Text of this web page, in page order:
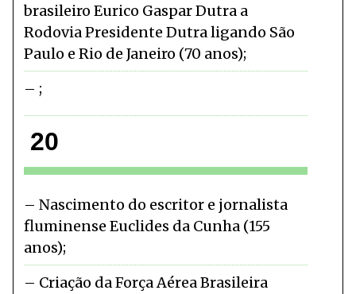
brasileiro Eurico Gaspar Dutra a
Rodovia Presidente Dutra ligando São
Paulo e Rio de Janeiro (70 anos)
20
Nascimento do escritor e jornalista
fluminense Euclides da Cunha (155
anos)
Criação da Força Aérea Brasileira